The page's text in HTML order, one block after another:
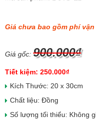
Giá chưa bao gồm phí
Giá gốc: 900.000₫
Tiết kiệm: 250.000₫
Kích Thước: 20 x 30cm
Chất liệu: Đồng
Số lượng tối thiểu: Không